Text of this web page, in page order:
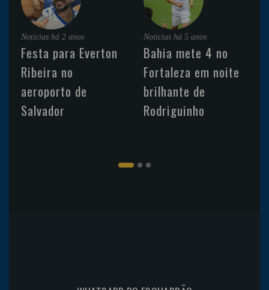
Noticias há 2 anos
Festa para Everton
Ribeira no
aeroporto de
Salvador
Noticias há 5 anos
Bahia mete 4 no
Fortaleza em noite
brilhante de
Rodriguinho